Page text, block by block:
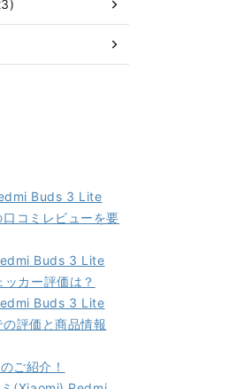
Buds 3 Lite
コミレビューを要
Buds 3 Lite
カー評価は？
Buds 3 Lite
評価と商品情報
ご紹介！